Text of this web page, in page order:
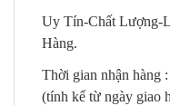
Uy Tín-Chất Lượng-
Hàng.
Thời gian nhận hàng
(tính kể từ ngày giao